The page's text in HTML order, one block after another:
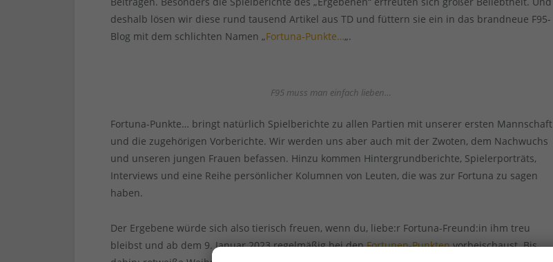
deshalb lösen wir diese rund tausend Artikel aus TD und füttern sie ein in das brandneue F95-
Blog mit dem schlichten Namen „Fortuna-Punkte…„.
F95 muss man einfach lieben…
Fortuna-Punkte… bringt natürlich Spielberichte zu allen Partien mit unserer ersten Mannschaft
und die zugehörigen Vorberichte. Wir werden uns aber auch mit der Zwoten, dem Nachwuchs
und unseren jungen Frauen befassen. Hinzu kommen Hintergrundberichte, Spielerporträts,
Interviews und eine Reihe persönlicher Kolumnen von Leuten, die was zur Fortuna zu sagen
haben.
Der Ergebene würde sich also tierisch freuen, wenn du, liebe:r Fortuna-Freund:in ihm treu
bleibst und ab dem 9. Januar 2023 regelmäßig bei denFortunen-Punktenvorbeischaust. Bis